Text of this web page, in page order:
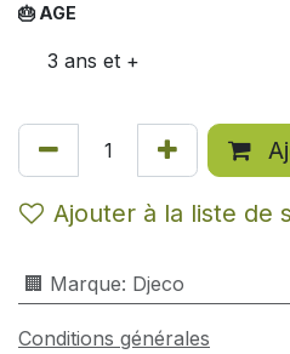
🎂 AGE
3 ans et +
Ajouter à la liste de
🏢 Marque: Djeco
Conditions générales